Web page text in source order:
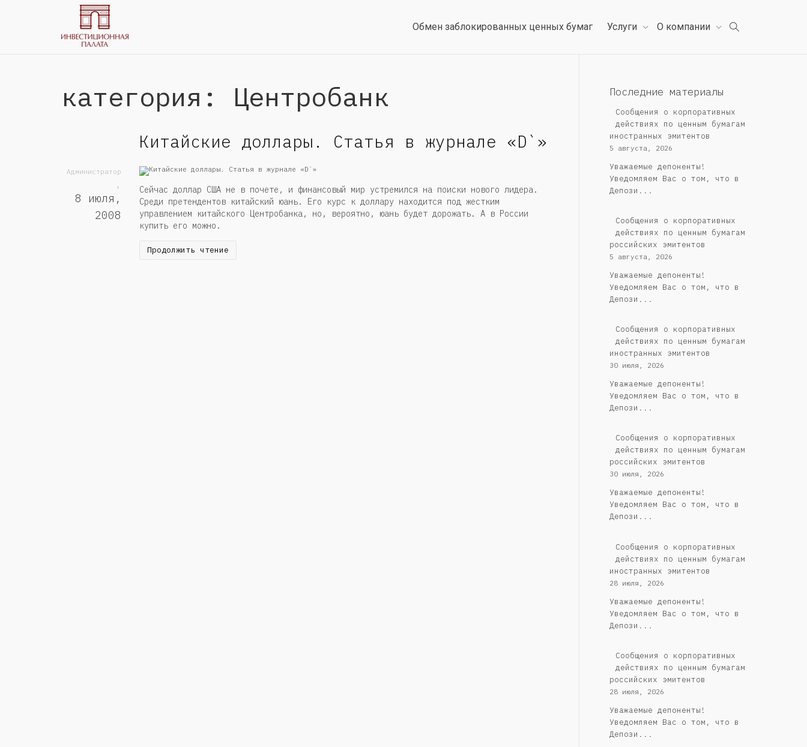
Обмен заблокированных ценных бумаг Услуги О компании
категория: Центробанк
Китайские доллары. Статья в журнале «D`»
Администратор
,
8 июля,
2008
Сейчас доллар США не в почете, и финансовый мир устремился на поиски нового лидера.
Среди претендентов китайский юань. Его курс к доллару находится под жестким
управлением китайского Центробанка, но, вероятно, юань будет дорожать. А в России
купить его можно.
Продолжить чтение
Последние материалы
Сообщения о корпоративных
действиях по ценным бумагам
иностранных эмитентов
5 августа, 2026
Уважаемые депоненты!
Уведомляем Вас о том, что в
Депози...
Cообщения о корпоративных
действиях по ценным бумагам
российских эмитентов
5 августа, 2026
Уважаемые депоненты!
Уведомляем Вас о том, что в
Депози...
Сообщения о корпоративных
действиях по ценным бумагам
иностранных эмитентов
30 июля, 2026
Уважаемые депоненты!
Уведомляем Вас о том, что в
Депози...
Cообщения о корпоративных
действиях по ценным бумагам
российских эмитентов
30 июля, 2026
Уважаемые депоненты!
Уведомляем Вас о том, что в
Депози...
Сообщения о корпоративных
действиях по ценным бумагам
иностранных эмитентов
28 июля, 2026
Уважаемые депоненты!
Уведомляем Вас о том, что в
Депози...
Cообщения о корпоративных
действиях по ценным бумагам
российских эмитентов
28 июля, 2026
Уважаемые депоненты!
Уведомляем Вас о том, что в
Депози...